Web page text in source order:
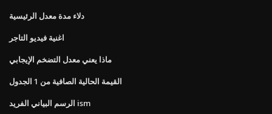
دلاء مدة معدل الرئيسية
اغنية فيديو التاجر
ماذا يعني معدل التضخم الإيجابي
القيمة الحالية الصافية من 1 الجدول
الرسم البياني الفريد ism